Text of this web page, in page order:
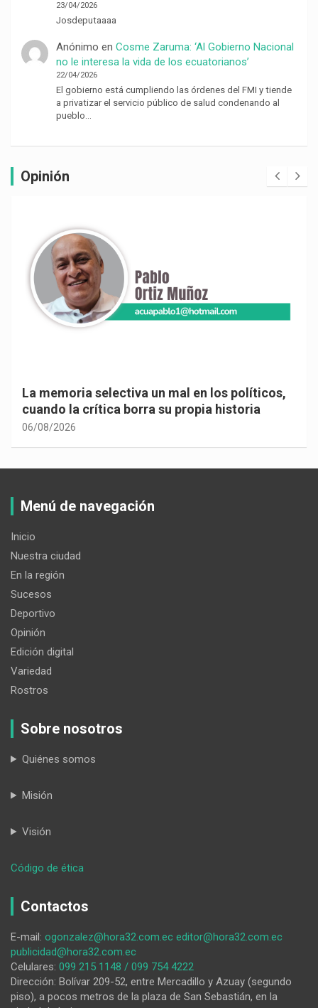
23/04/2026
Josdeputaaaa
Anónimo en Cosme Zaruma: ‘Al Gobierno Nacional
no le interesa la vida de los ecuatorianos’
22/04/2026
El gobierno está cumpliendo las órdenes del FMI y tiende
a privatizar el servicio público de salud condenando al
pueblo…
Opinión
La memoria selectiva un mal en los políticos,
cuando la crítica borra su propia historia
06/08/2026
Menú de navegación
Inicio
Nuestra ciudad
En la región
Sucesos
Deportivo
Opinión
Edición digital
Variedad
Rostros
Sobre nosotros
Quiénes somos
Misión
Visión
Código de ética
para
débiles
Contactos
E-mail: ogonzalez@hora32.com.ec editor@hora32.com.ec
publicidad@hora32.com.ec
Celulares: 099 215 1148 / 099 754 4222
Dirección: Bolívar 209-52, entre Mercadillo y Azuay (segundo
piso), a pocos metros de la plaza de San Sebastián, en la